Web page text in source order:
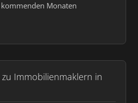
Monaten
zu Immobilienmaklern in